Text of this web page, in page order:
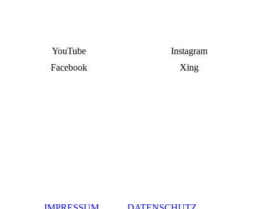
YouTube
Instagram
Facebook
Xing